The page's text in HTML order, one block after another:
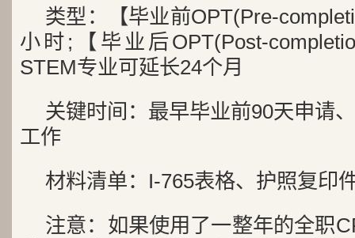
类型：【毕业前OPT(Pre-
小时;【毕业后OPT(Post-
STEM专业可延长24个月
关键时间：最早毕业前90天申请
工作
材料清单：I-765表格、护照复印
注意：如果使用了一整年的全职